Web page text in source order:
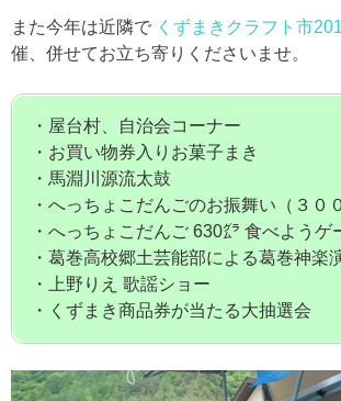
また今年は近隣で くずまきクラフト市
催、併せてお立ち寄りくださいませ。
・屋台村、自治会コーナー
・お買い物券入りお菓子まき
・馬淵川源流太鼓
・へっちょこだんごのお振舞い（３０
・へっちょこだんご 630㌘ 食べようゲ
・葛巻高校郷土芸能部による葛巻神楽
・上野りえ 歌謡ショー
・くずまき商品券が当たる大抽選会